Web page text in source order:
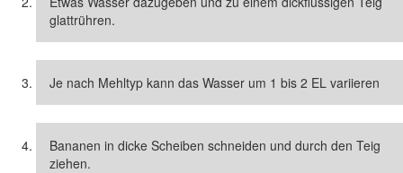
glattrühren.
Je nach Mehltyp kann das Wasser um 1 bis 2 EL variieren
Bananen in dicke Scheiben schneiden und durch den Teig
ziehen.